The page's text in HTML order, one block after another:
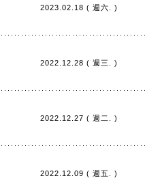
2023.02.18 ( 週六. )
2022.12.28 ( 週三. )
2022.12.27 ( 週二. )
2022.12.09 ( 週五. )